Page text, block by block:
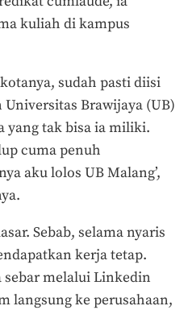
kuliah di kampus
sudah pasti diisi
Brawijaya (UB)
yang tak bisa ia miliki.
cuma penuh
aku lolos UB Malang’,
Sebab, selama nyaris
kerja tetap.
sebar melalui Linkedin
langsung ke perusahaan,